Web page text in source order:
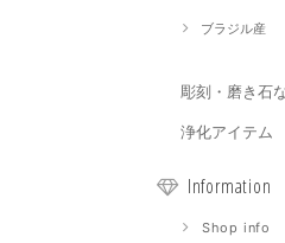
ブラジル産
彫刻・磨き石
浄化アイテム
Information
Shop info